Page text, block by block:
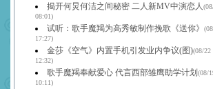
揭开何炅何洁之间秘密 二人新MV中演恋人
08:01)
试听：歌手魔羯为高秀敏制作挽歌《送你》
17:27)
金莎《空气》内置手机引发业内争议(图)(08/22
12:32)
歌手魔羯奉献爱心 代言西部雏鹰助学计划 (08/
10:11)